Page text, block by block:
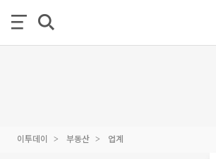
이투데이 부동산 업계